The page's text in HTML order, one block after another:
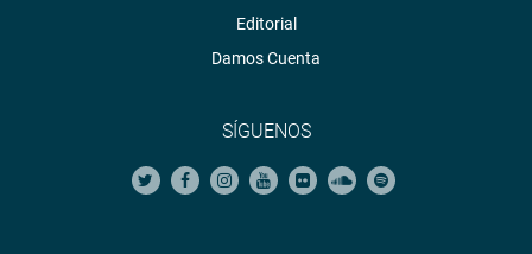
Editorial
Damos Cuenta
SÍGUENOS